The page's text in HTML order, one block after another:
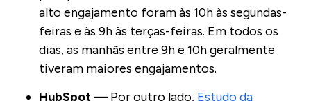
alto engajamento foram às 10h às segundas-
feiras e às 9h às terças-feiras. Em todos os
dias, as manhãs entre 9h e 10h geralmente
tiveram maiores engajamentos.
HubSpot — Por outro lado, Estudo da